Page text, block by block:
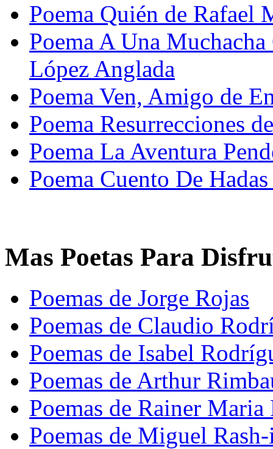
Poema Quién de Rafael
Poema A Una
López Anglada
Poema Ven, Amigo de
Poema Resurrecciones
Poema La Aventura
Poema Cuento De
Mas Poetas Para
Poemas de Jorge Rojas
Poemas de Claudio
Poemas de Isabel
Poemas de Arthur
Poemas de Rainer
Poemas de Miguel